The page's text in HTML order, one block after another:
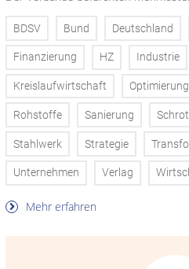
BDSV Bund Deutschland
Finanzierung HZ Industrie
Kreislaufwirtschaft Optimierung
Rohstoffe Sanierung
Stahlwerk Strategie
Unternehmen Verlag
Mehr erfahren